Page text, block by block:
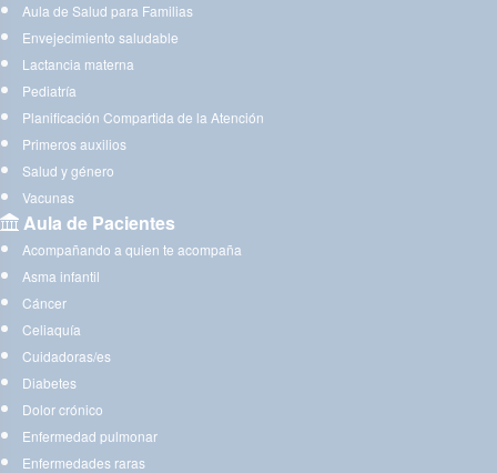
Aula de Salud para Familias
Envejecimiento saludable
Lactancia materna
Pediatría
Planificación Compartida de la Atención
Primeros auxilios
Salud y género
Vacunas
Aula de Pacientes
Acompañando a quien te acompaña
Asma infantil
Cáncer
Celiaquía
Cuidadoras/es
Diabetes
Dolor crónico
Enfermedad pulmonar
Enfermedades raras